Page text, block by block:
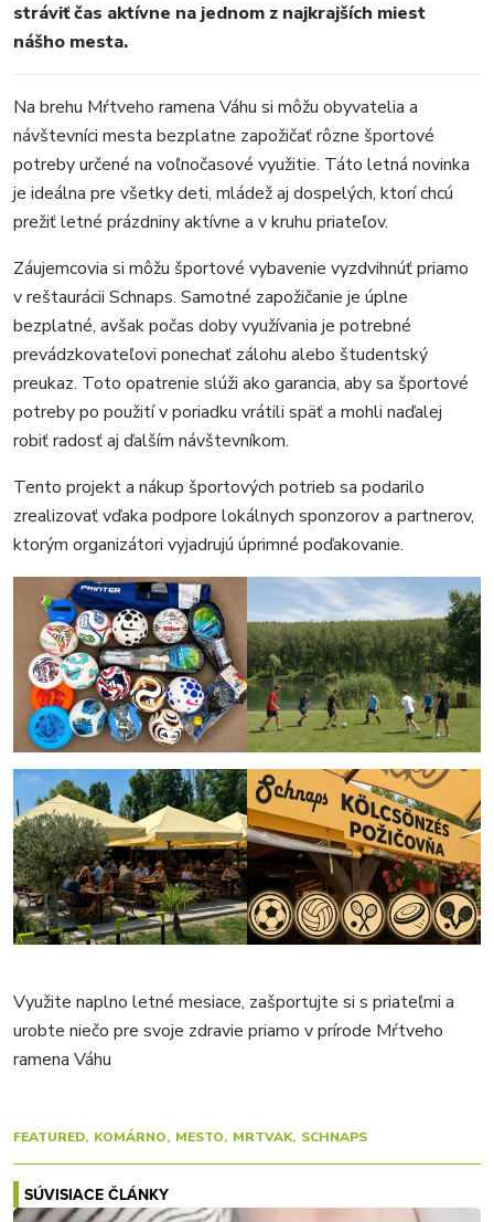
stráviť čas aktívne na jednom z najkrajších miest
nášho mesta.
Na brehu Mŕtveho ramena Váhu si môžu obyvatelia a
návštevníci mesta bezplatne zapožičať rôzne športové
potreby určené na voľnočasové využitie. Táto letná novinka
je ideálna pre všetky deti, mládež aj dospelých, ktorí chcú
prežiť letné prázdniny aktívne a v kruhu priateľov.
Záujemcovia si môžu športové vybavenie vyzdvihnúť priamo
v reštaurácii Schnaps. Samotné zapožičanie je úplne
bezplatné, avšak počas doby využívania je potrebné
prevádzkovateľovi ponechať zálohu alebo študentský
preukaz. Toto opatrenie slúži ako garancia, aby sa športové
potreby po použití v poriadku vrátili späť a mohli naďalej
robiť radosť aj ďalším návštevníkom.
Tento projekt a nákup športových potrieb sa podarilo
zrealizovať vďaka podpore lokálnych sponzorov a partnerov,
ktorým organizátori vyjadrujú úprimné poďakovanie.
Využite naplno letné mesiace, zašportujte si s priateľmi a
urobte niečo pre svoje zdravie priamo v prírode Mŕtveho
ramena Váhu
FEATURED KOMÁRNO MESTO MRTVAK SCHNAPS
SÚVISIACE ČLÁNKY